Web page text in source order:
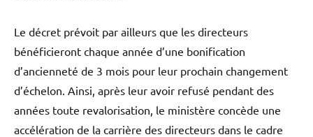
Le décret prévoit par ailleurs que les directeurs
bénéficieront chaque année d’une bonification
d’ancienneté de 3 mois pour leur prochain changement
d’échelon. Ainsi, après leur avoir refusé pendant des
années toute revalorisation, le ministère concède une
accélération de la carrière des directeurs dans le cadre